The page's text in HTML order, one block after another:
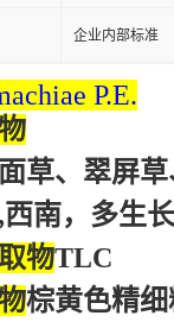
企业内部标准
P.E.
草、翠屏
西南，多生
物TLC
棕黄色精